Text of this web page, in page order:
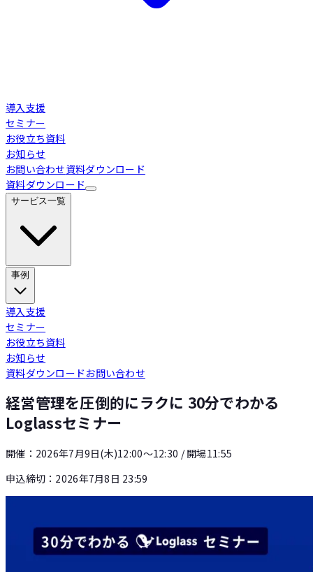
導入支援
セミナー
お役立ち資料
お知らせ
お問い合わせ資料ダウンロード
資料ダウンロード
サービス一覧
Loglass 経営管理
Loglass 人員計画
Loglass 設備投資計画
事例
導入事例
導入支援
セミナー
お役立ち資料
お知らせ
資料ダウンロードお問い合わせ
経営管理を圧倒的にラクに 30分でわかる
Loglassセミナー
開催： 2026年7月9日(木)12:00〜12:30 / 開場11:55
申込締切： 2026年7月8日 23:59